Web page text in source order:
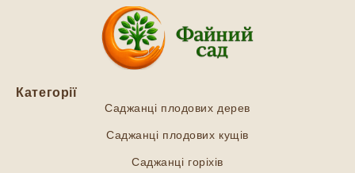
Категорії
Саджанці плодових дерев
Саджанці плодових кущів
Саджанці горіхів